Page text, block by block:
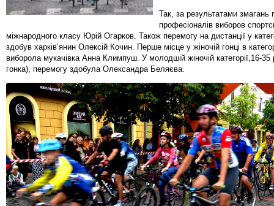
Так, за результатами змагань
професіоналів виборов
міжнародного класу Юрій Огарков. Також перемогу на дистанції у
здобув харків’янин Олексій Кочин. Перше місце у жіночій гонці в
виборола мукачівка Анна Климпуш. У молодшій жіночій категорії,16-35
гонка), перемогу здобула Олександра Беляєва.